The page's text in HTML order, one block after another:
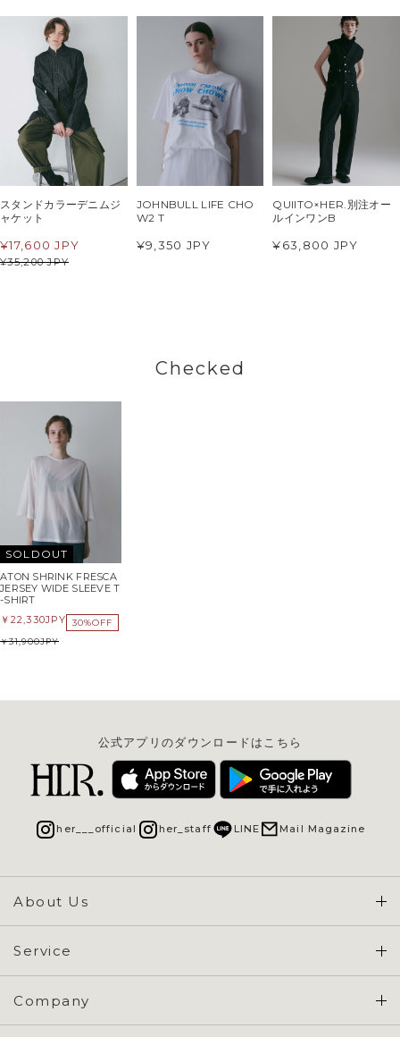
スタンドカラーデニムジ
ャケット
¥35,200 JPY
¥17,600 JPY
JOHNBULL LIFE CHO
W2 T
¥9,350 JPY
QUIITO×HER.別注オー
ルインワンB
¥63,800 JPY
Checked
SOLDOUT
ATON SHRINK FRESCA
JERSEY WIDE SLEEVE T
-SHIRT
22,330JPY 30%OFF
31,900JPY
About Us
Concept & Overview
Service
会員登録 / ログイン
ご利用ガイド
Company
公式アプリのダウンロードはこちら
her___official her_staff LINE Mail Magazine